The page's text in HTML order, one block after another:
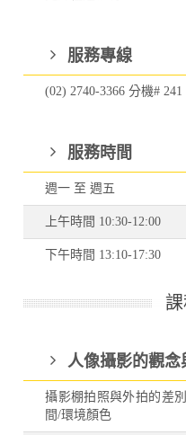
服務專線
(02) 2740-3366 分機#
服務時間
週一 至 週五
上午時間 10:30-12:00
下午時間 13:10-17:30
人像攝影的觀念
攝影棚拍照與外拍的差
間/環境顏色